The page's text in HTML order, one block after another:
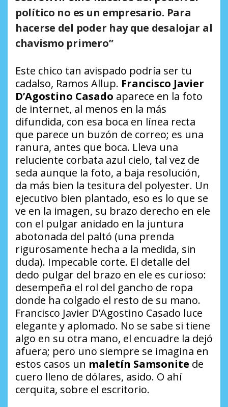
político no es un empresario. Para
hacerse del poder hay que desalojar al
chavismo primero”
Este chico tan avispado podría ser tu
cadalso, Ramos Allup. Francisco Javier
D’Agostino Casado aparece en la foto
de internet, al menos en la más
difundida, con esa boca en línea recta
que parece un buzón de correo; es una
ranura, antes que boca. Lleva una
reluciente corbata azul cielo, tal vez de
seda aunque la foto, a baja resolución,
da más bien la tesitura del polyester. Un
ejecutivo bien plantado, eso es lo que se
ve en la imagen, su brazo derecho en ele
con el pulgar anidado en la juntura
abotonada del paltó (una prenda
rigurosamente hecha a la medida, sin
duda). Impecable corte. El detalle del
dedo pulgar del brazo en ele es curioso:
desempeña el rol del gancho de ropa
donde ha colgado el resto de su mano.
Francisco Javier D’Agostino Casado luce
elegante y aplomado. No se sabe si tiene
algo en su otra mano, el encuadre la dejó
afuera; pero uno siempre se imagina en
estos casos un maletín Samsonite de
cuero lleno de dólares, asido. O ahí
cerquita, sobre el escritorio.